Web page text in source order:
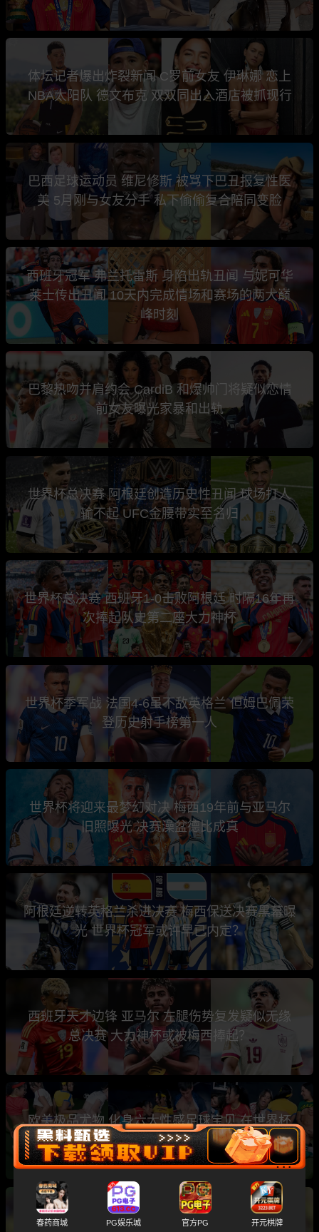
体坛记者爆出炸裂新闻 C罗前女友 伊琳娜 恋上
NBA太阳队 德文布克 双双同出入酒店被抓现行
巴西足球运动员 维尼修斯 被骂下巴丑报复性医
美 5月刚与女友分手 私下偷偷复合陪同变脸
西班牙冠军 弗兰托雷斯 身陷出轨丑闻 与妮可华
莱士传出丑闻 10天内完成情场和赛场的两大巅
峰时刻
巴黎热吻并肩约会 CardiB 和爆帅门将疑似恋情
前女友曝光家暴和出轨
世界杯总决赛 阿根廷创造历史性丑闻 球场打人
输不起 UFC金腰带实至名归
世界杯总决赛 西班牙1-0击败阿根廷 时隔16年再
次捧起队史第二座大力神杯
世界杯季军战 法国4-6虽不敌英格兰 但姆巴佩荣
登历史射手榜第一人
世界杯将迎来最梦幻对决 梅西19年前与亚马尔
旧照曝光 决赛澡盆德比成真
阿根廷逆转英格兰杀进决赛 梅西保送决赛黑幕曝
光 世界杯冠军或许早已内定？
西班牙天才边锋 亚马尔 左腿伤势复发疑似无缘
总决赛 大力神杯或被梅西捧起？
欧美极品尤物 化身六大性感足球宝贝 在世界杯
主题性下群P乱交
斯洛文尼亚名哨 温契奇 涉黄涉毒黑历史大曝光
春药商城 PG娱乐城 官方PG 开元棋牌